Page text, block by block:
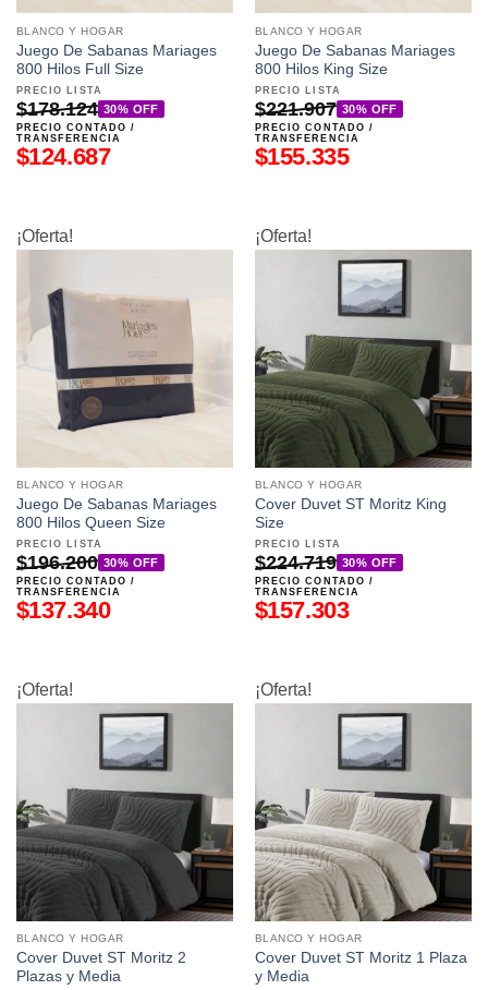
BLANCO Y HOGAR
Juego De Sabanas Mariages
800 Hilos Full Size
PRECIO LISTA
$178.124 30% OFF
PRECIO CONTADO /
TRANSFERENCIA
$124.687
BLANCO Y HOGAR
Juego De Sabanas Mariages
800 Hilos King Size
PRECIO LISTA
$221.907 30% OFF
PRECIO CONTADO /
TRANSFERENCIA
$155.335
¡Oferta!
BLANCO Y HOGAR
Juego De Sabanas Mariages
800 Hilos Queen Size
PRECIO LISTA
$196.200 30% OFF
PRECIO CONTADO /
TRANSFERENCIA
$137.340
¡Oferta!
BLANCO Y HOGAR
Cover Duvet ST Moritz King
Size
PRECIO LISTA
$224.719 30% OFF
PRECIO CONTADO /
TRANSFERENCIA
$157.303
¡Oferta!
BLANCO Y HOGAR
Cover Duvet ST Moritz 2
Plazas y Media
¡Oferta!
BLANCO Y HOGAR
Cover Duvet ST Moritz 1 Plaza
y Media